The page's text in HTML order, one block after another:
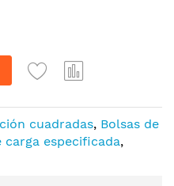
cuadradas, Bolsas de
carga especificada,